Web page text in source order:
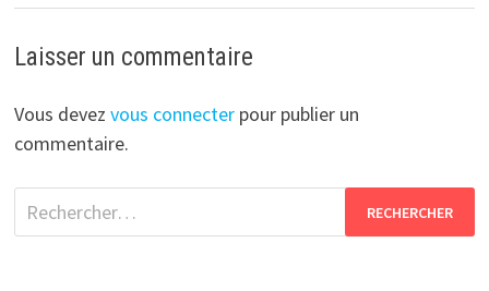
Laisser un commentaire
Vous devez vous connecterpour publier un
commentaire.
Rechercher :